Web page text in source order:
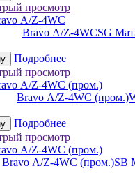
просмотр
Bravo А/Z-4WCSG
Подробнее
просмотр
Bravo А/Z-4WC (пром.)
Подробнее
просмотр
Bravo А/Z-4WC (пром.)SB